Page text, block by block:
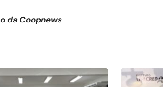
da Coopnews